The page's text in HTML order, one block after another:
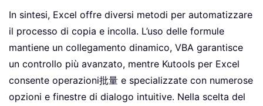
In sintesi, Excel offre diversi metodi per automatizzare
il processo di copia e incolla. L’uso delle formule
mantiene un collegamento dinamico, VBA garantisce
un controllo più avanzato, mentre Kutools per Excel
consente operazioni批量 e specializzate con numerose
opzioni e finestre di dialogo intuitive. Nella scelta del